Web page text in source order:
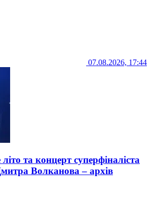
07.08.2026, 17:44
та концерт суперфіналіста
Волканова – архів